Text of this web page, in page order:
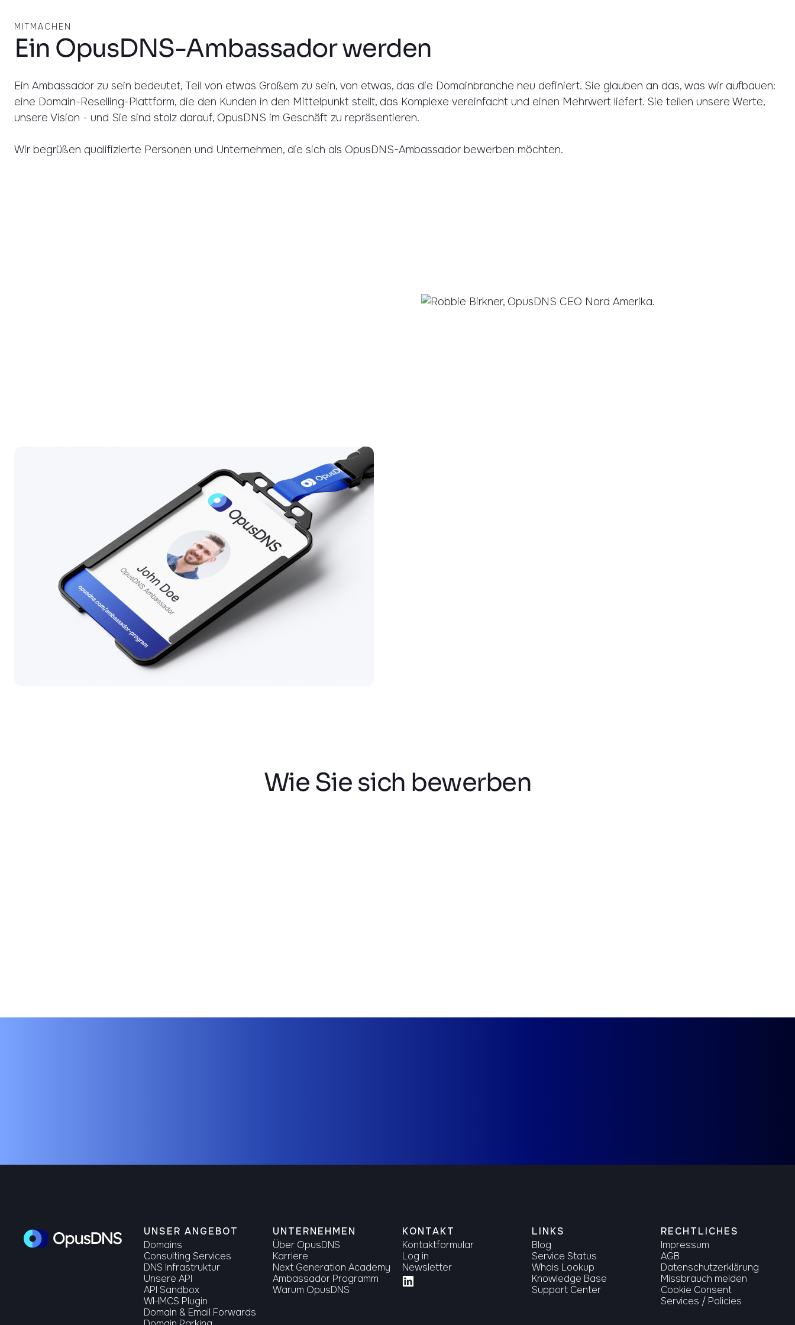
MITMACHEN
Ein OpusDNS-Ambassador werden
Ein Ambassador zu sein bedeutet, Teil von etwas Großem zu sein, von etwas, das die Domainbranche neu definiert. Sie glauben an das, was wir aufbauen:
eine Domain-Reselling-Plattform, die den Kunden in den Mittelpunkt stellt, das Komplexe vereinfacht und einen Mehrwert liefert. Sie teilen unsere Werte,
unsere Vision - und Sie sind stolz darauf, OpusDNS im Geschäft zu repräsentieren.
Wir begrüßen qualifizierte Personen und Unternehmen, die sich als OpusDNS-Ambassador bewerben möchten.
Wie Sie sich bewerben
UNSER ANGEBOT
Domains
Consulting Services
DNS Infrastruktur
Unsere API
API Sandbox
WHMCS Plugin
Domain & Email Forwards
UNTERNEHMEN
Über OpusDNS
Karriere
Next Generation Academy
Ambassador Programm
Warum OpusDNS
KONTAKT
Kontaktformular
Log in
Newsletter
LINKS
Blog
Service Status
Whois Lookup
Knowledge Base
Support Center
RECHTLICHES
Impressum
AGB
Datenschutzerklärung
Missbrauch melden
Cookie Consent
Services / Policies